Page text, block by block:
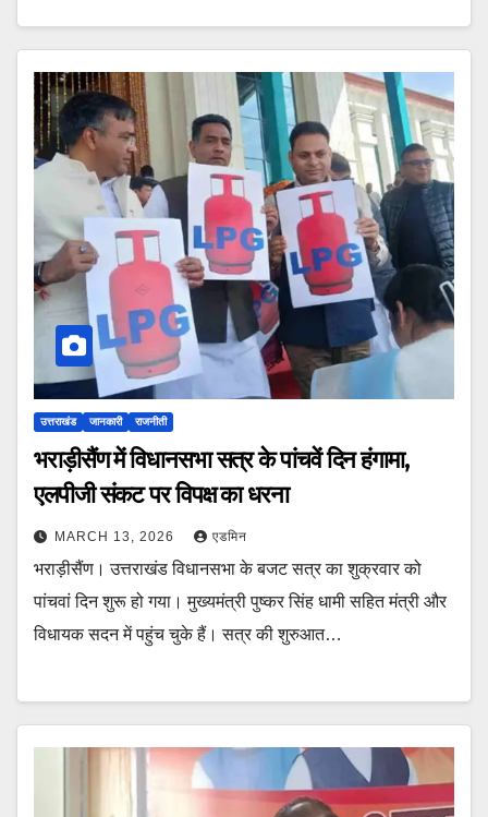
उत्तराखंड जानकारी राजनीती
भराड़ीसैंण में विधानसभा सत्र के पांचवें दिन हंगामा,
एलपीजी संकट पर विपक्ष का धरना
MARCH 13, 2026 एडमिन
भराड़ीसैंण। उत्तराखंड विधानसभा के बजट सत्र का शुक्रवार को
पांचवां दिन शुरू हो गया। मुख्यमंत्री पुष्कर सिंह धामी सहित मंत्री और
विधायक सदन में पहुंच चुके हैं। सत्र की शुरुआत…